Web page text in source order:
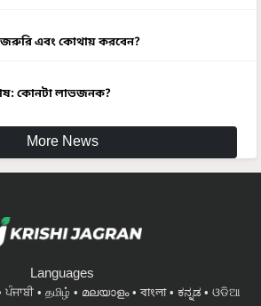
জরুরি এবং কোথায় করবেন?
কোনটা লাভজনক?
More News
Languages
ਪੰਜਾਬੀ தமிழ் മലയാളം বাংলা ಕನ್ನಡ
ଓଡିଆ